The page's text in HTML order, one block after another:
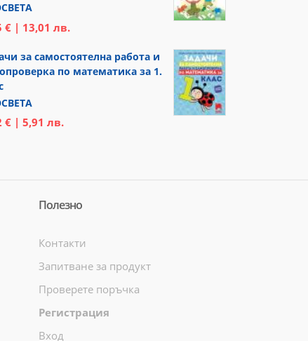
€ | 13,01 лв.
за самостоятелна работа и
по математика за 1.
€ | 5,91 лв.
Полезно
Контакти
Запитване за продукт
Проверете поръчка
Регистрация
Вход